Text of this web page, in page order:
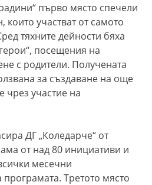
първо място спечели
които участват от самото
тяхните дейности бяха
посещения на
с родители. Получената
за създаване на още
чрез участие на
ДГ „Коледарче“ от
от над 80 инициативи и
месечни
програмата. Третото място